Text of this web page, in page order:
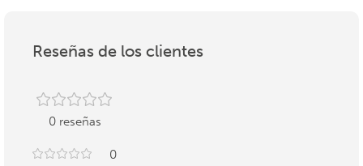
Reseñas de los clientes
0 reseñas
0